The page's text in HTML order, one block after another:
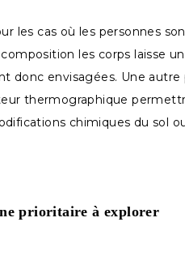
les cas où les personnes
les corps laisse
donc envisagées. Une
thermographique
chimiques du sol
prioritaire à explorer